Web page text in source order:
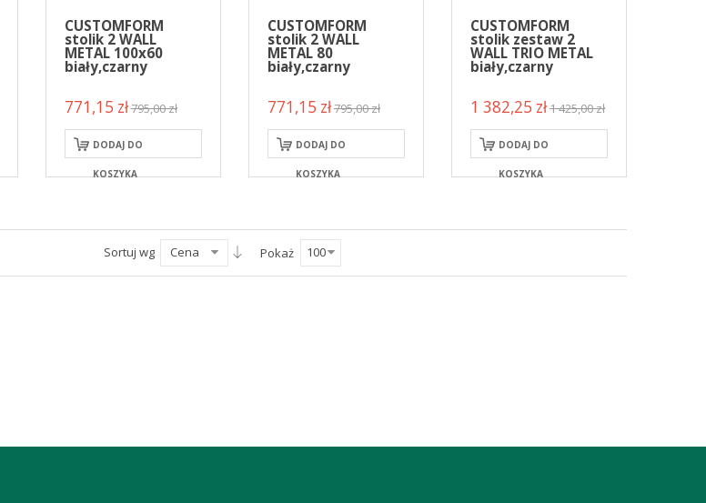
CUSTOMFORM
stolik 2 WALL
METAL 100x60
biały,czarny
771,15 zł795,00 zł
DODAJ DO
KOSZYKA
CUSTOMFORM
stolik 2 WALL
METAL 80
biały,czarny
771,15 zł795,00 zł
DODAJ DO
KOSZYKA
CUSTOMFORM
stolik zestaw 2
WALL TRIO METAL
biały,czarny
1 382,25 zł1 425,00 zł
DODAJ DO
KOSZYKA
Sortuj wg Cena Pokaż 100